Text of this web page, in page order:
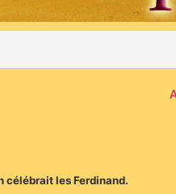
célébrait les Ferdinand.